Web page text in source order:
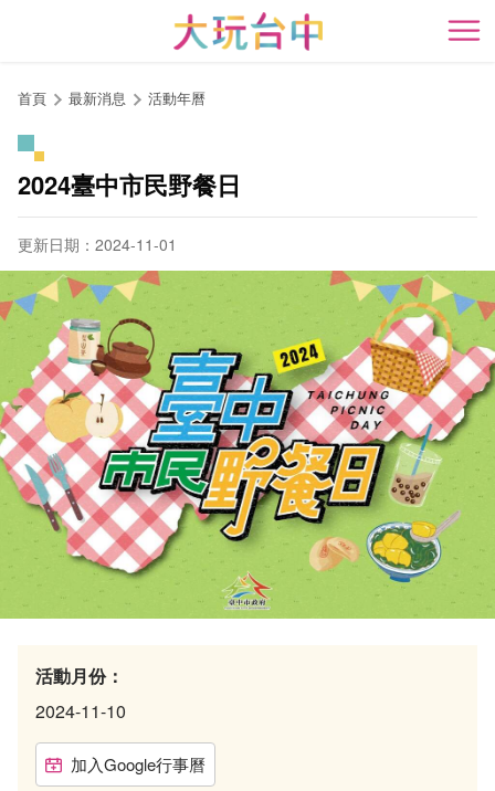
開
首頁 最新消息 活動年曆
2024臺中市民野餐日
更新日期：2024-11-01
活動月份：
2024-11-10
加入Google行事曆